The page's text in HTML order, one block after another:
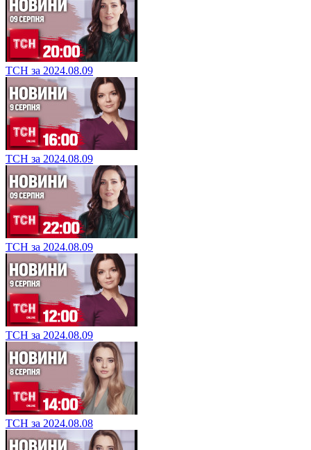
ТСН за 2024.08.09
ТСН за 2024.08.09
ТСН за 2024.08.09
ТСН за 2024.08.09
ТСН за 2024.08.08